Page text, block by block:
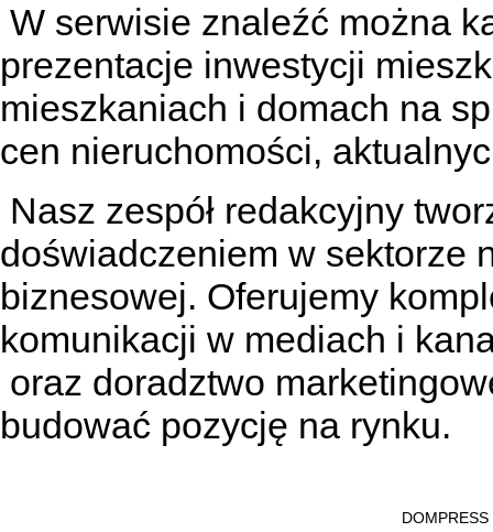
W serwisie znaleźć można
prezentacje inwestycji
mieszkaniach i domach na
cen nieruchomości,
Nasz zespół redakcyjny
doświadczeniem w sektorze
biznesowej. Oferujemy
komunikacji w mediach i
oraz doradztwo
budować pozycję na rynku.